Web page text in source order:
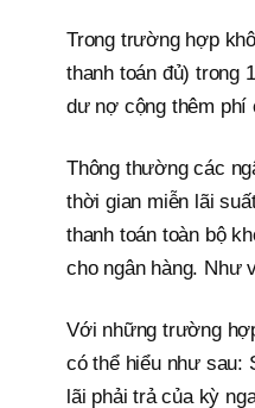
Trong trường hợp
thanh toán đủ) trong
dư nợ cộng thêm phí
Thông thường các
thời gian miễn lãi
thanh toán toàn bộ
cho ngân hàng. Như
Với những trường
có thể hiểu như sau:
lãi phải trả của kỳ